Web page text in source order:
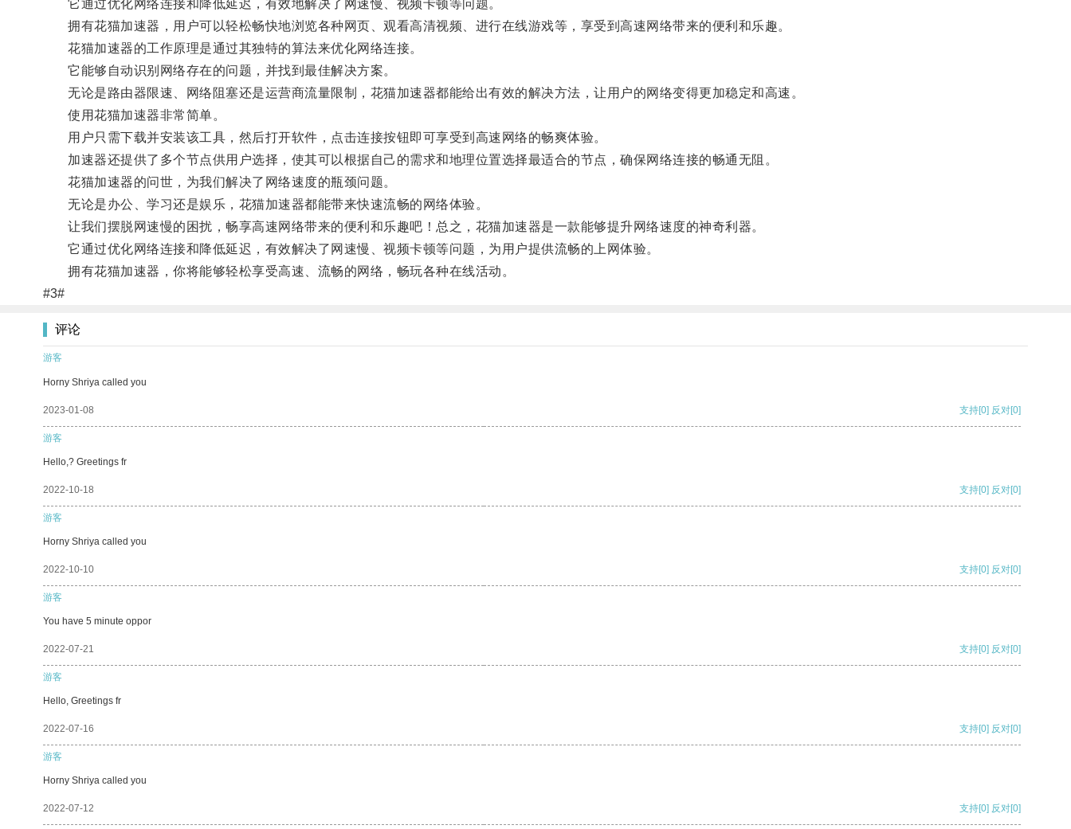
它通过优化网络连接和降低延迟，有效地解决了网速慢、视频卡顿等问题。
拥有花猫加速器，用户可以轻松畅快地浏览各种网页、观看高清视频、进行在线游戏等，享受到高速网络带来的便利和乐趣。
花猫加速器的工作原理是通过其独特的算法来优化网络连接。
它能够自动识别网络存在的问题，并找到最佳解决方案。
无论是路由器限速、网络阻塞还是运营商流量限制，花猫加速器都能给出有效的解决方法，让用户的网络变得更加稳定和高速。
使用花猫加速器非常简单。
用户只需下载并安装该工具，然后打开软件，点击连接按钮即可享受到高速网络的畅爽体验。
加速器还提供了多个节点供用户选择，使其可以根据自己的需求和地理位置选择最适合的节点，确保网络连接的畅通无阻。
花猫加速器的问世，为我们解决了网络速度的瓶颈问题。
无论是办公、学习还是娱乐，花猫加速器都能带来快速流畅的网络体验。
让我们摆脱网速慢的困扰，畅享高速网络带来的便利和乐趣吧！总之，花猫加速器是一款能够提升网络速度的神奇利器。
它通过优化网络连接和降低延迟，有效解决了网速慢、视频卡顿等问题，为用户提供流畅的上网体验。
拥有花猫加速器，你将能够轻松享受高速、流畅的网络，畅玩各种在线活动。
#3#
评论
游客
Horny Shriya called you
2023-01-08 支持[0] 反对[0]
游客
Hello,? Greetings fr
2022-10-18 支持[0] 反对[0]
游客
Horny Shriya called you
2022-10-10 支持[0] 反对[0]
游客
You have 5 minute oppor
2022-07-21 支持[0] 反对[0]
游客
Hello, Greetings fr
2022-07-16 支持[0] 反对[0]
游客
Horny Shriya called you
2022-07-12 支持[0] 反对[0]